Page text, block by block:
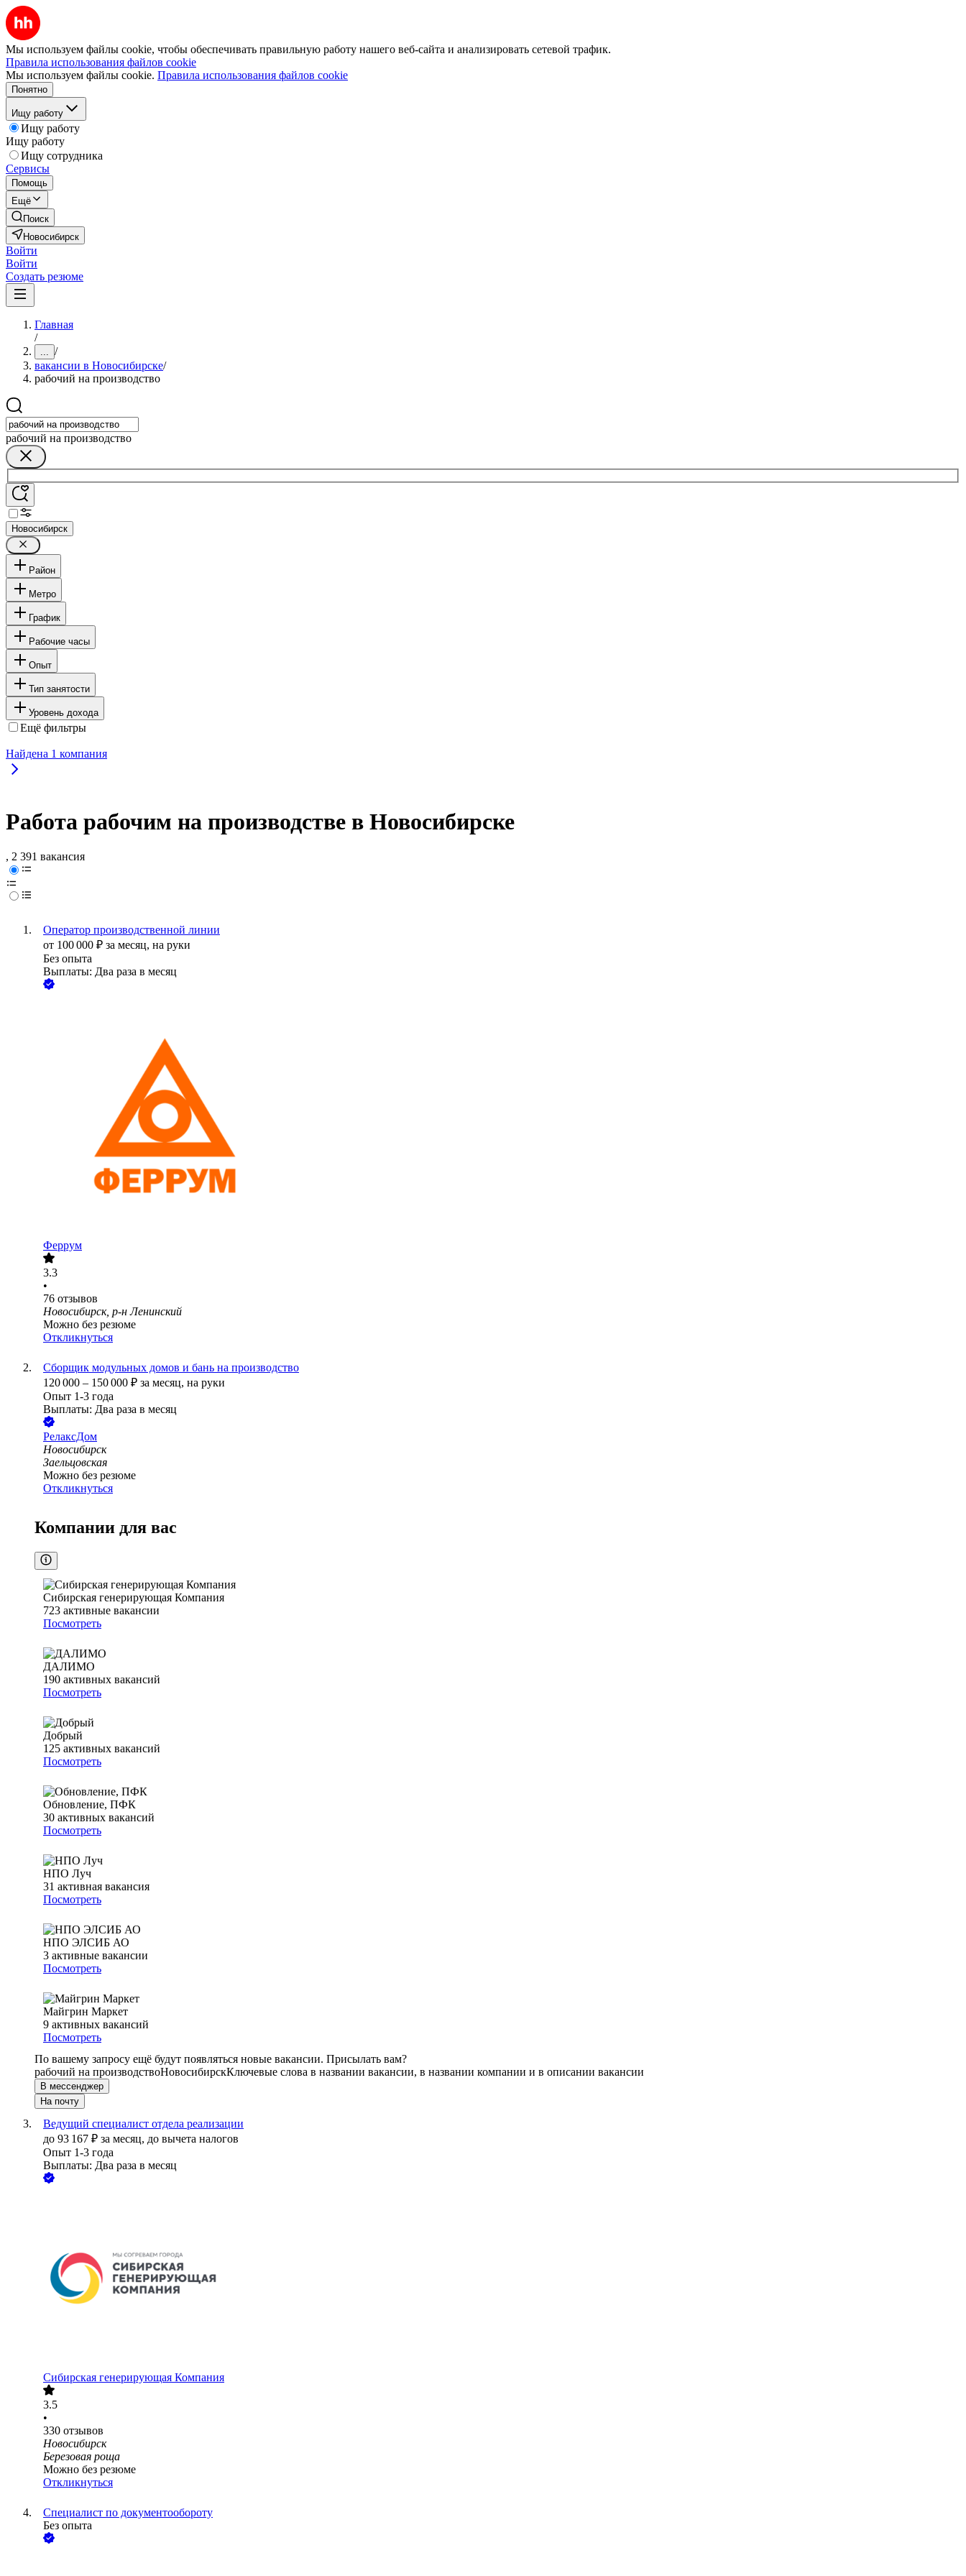
Мы используем файлы cookie, чтобы обеспечивать правильную работу нашего веб-сайта и анализировать сетевой трафик.
Правила использования файлов cookie
Мы используем файлы cookie. Правила использования файлов cookie
Понятно
Ищу работу
Ищу работу
Ищу работу
Ищу сотрудника
Сервисы
Помощь
Ещё
Поиск
Новосибирск
Войти
Войти
Создать резюме
Главная
/
... /
вакансии в Новосибирске/
рабочий на производство
рабочий на производство
Новосибирск
Район
Метро
График
Рабочие часы
Опыт
Тип занятости
Уровень дохода
Ещё фильтры
Найдена 1 компания
Работа рабочим на производстве в Новосибирске
, 2 391 вакансия
Оператор производственной линии
от 100 000 ₽ за месяц, на руки
Без опыта
Выплаты: Два раза в месяц
Феррум
3.3
•
76 отзывов
Новосибирск, р-н Ленинский
Можно без резюме
Откликнуться
Сборщик модульных домов и бань на производство
120 000 – 150 000 ₽ за месяц, на руки
Опыт 1-3 года
Выплаты: Два раза в месяц
РелаксДом
Новосибирск
Заельцовская
Можно без резюме
Откликнуться
Компании для вас
Сибирская генерирующая Компания
723 активные вакансии
Посмотреть
ДАЛИМО
190 активных вакансий
Посмотреть
Добрый
125 активных вакансий
Посмотреть
Обновление, ПФК
30 активных вакансий
Посмотреть
НПО Луч
31 активная вакансия
Посмотреть
НПО ЭЛСИБ АО
3 активные вакансии
Посмотреть
Майгрин Маркет
9 активных вакансий
Посмотреть
По вашему запросу ещё будут появляться новые вакансии. Присылать вам?
рабочий на производствоНовосибирскКлючевые слова в названии вакансии, в названии компании и в описании вакансии
В мессенджер
На почту
Ведущий специалист отдела реализации
до 93 167 ₽ за месяц, до вычета налогов
Опыт 1-3 года
Выплаты: Два раза в месяц
Сибирская генерирующая Компания
3.5
•
330 отзывов
Новосибирск
Березовая роща
Можно без резюме
Откликнуться
Специалист по документообороту
Без опыта